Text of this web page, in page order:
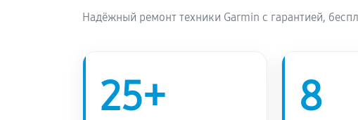
Надёжный ремонт техники Garmin с гарантией,
25+ 8